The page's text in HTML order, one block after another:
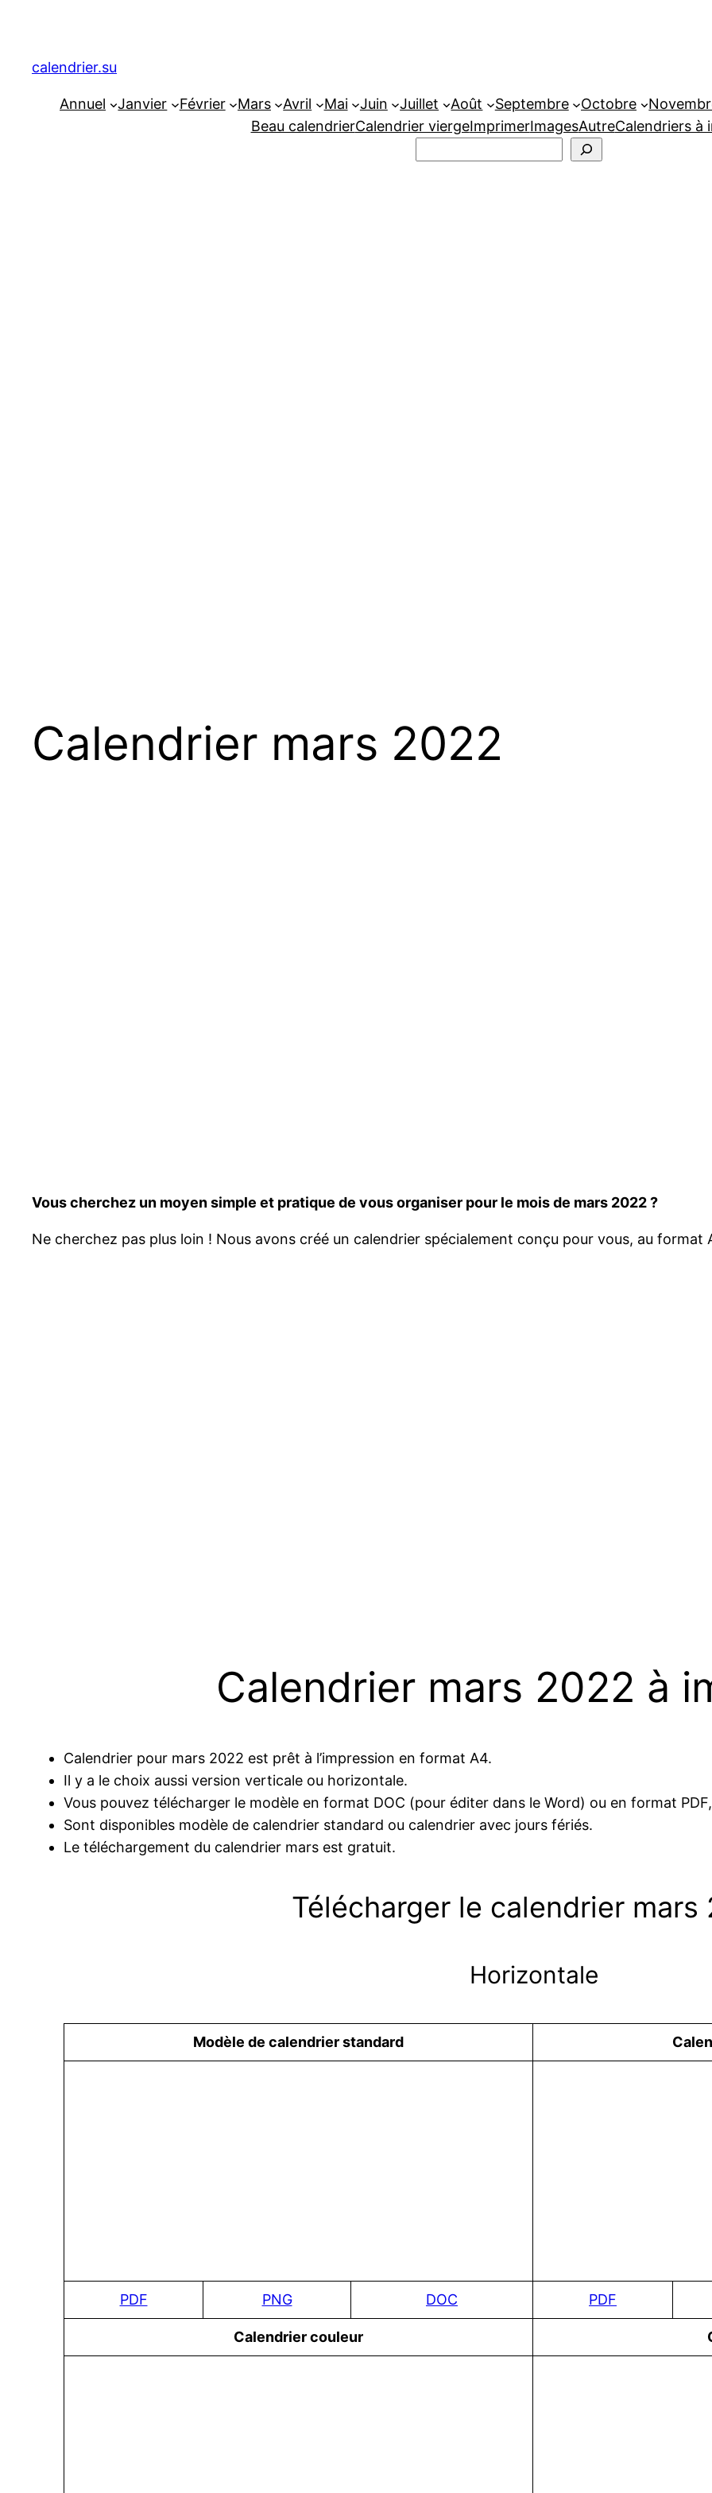
contenu
calendrier.su
Annuel Janvier Février Mars Avril Mai Juin Juillet Août Septembre Octobre
Beau calendrierCalendrier viergeImprimerImagesAutreCalendriers à
Calendrier mars 2022
Vous cherchez un moyen simple et pratique de vous organiser pour le mois de mars 2022 ?
Ne cherchez pas plus loin ! Nous avons créé un calendrier spécialement conçu pour vous, au format
Calendrier mars 2022 à
Calendrier pour mars 2022 est prêt à l’impression en format A4.
Il y a le choix aussi version verticale ou horizontale.
Vous pouvez télécharger le modèle en format DOC (pour éditer dans le Word) ou en format
Sont disponibles modèle de calendrier standard ou calendrier avec jours fériés.
Le téléchargement du calendrier mars est gratuit.
Télécharger le calendrier mars
Horizontale
Modèle de calendrier standard
PDF PNG DOC PDF
Сalendrier couleur